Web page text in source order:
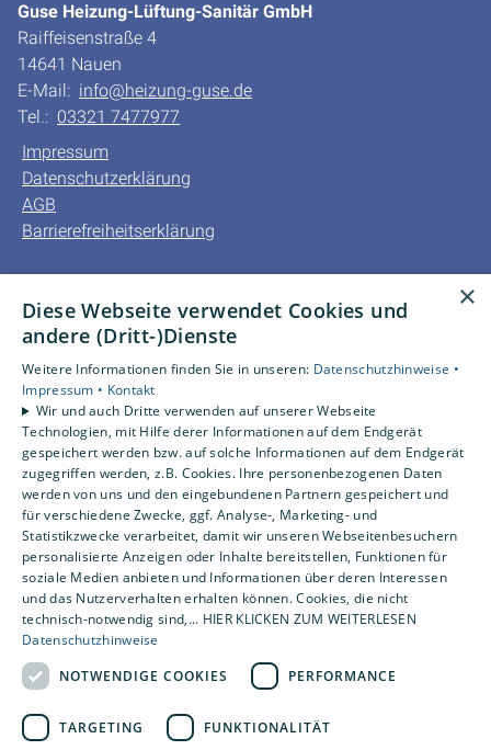
Guse Heizung-Lüftung-Sanitär GmbH
Raiffeisenstraße 4
14641 Nauen
E-Mail: info@heizung-guse.de
Tel.: 03321 7477977
Impressum
Datenschutzerklärung
AGB
Barrierefreiheitserklärung
Privatkunden
Gewerbekunden
Karriere
Unternehmen
Kontakt
Um externe HTML-Inhalte anzuzeigen, benötigen wir
Ihre Einwilligung.
Weitere Informationen finden Sie in unserer
Datenschutzerklärung.
Cookie-Einstellungen öffnen
×
Diese Webseite verwendet Cookies und
andere (Dritt-)Dienste
Weitere Informationen finden Sie in unseren: Datenschutzhinweise •
Impressum • Kontakt
Wir und auch Dritte verwenden auf unserer Webseite
Technologien, mit Hilfe derer Informationen auf dem Endgerät
gespeichert werden bzw. auf solche Informationen auf dem Endgerät
zugegriffen werden, z.B. Cookies. Ihre personenbezogenen Daten
werden von uns und den eingebundenen Partnern gespeichert und
für verschiedene Zwecke, ggf. Analyse-, Marketing- und
Statistikzwecke verarbeitet, damit wir unseren Webseitenbesuchern
personalisierte Anzeigen oder Inhalte bereitstellen, Funktionen für
soziale Medien anbieten und Informationen über deren Interessen
und das Nutzerverhalten erhalten können. Cookies, die nicht
technisch-notwendig sind,... HIER KLICKEN ZUM WEITERLESEN
Datenschutzhinweise
NOTWENDIGE COOKIES
PERFORMANCE
TARGETING FUNKTIONALITÄT